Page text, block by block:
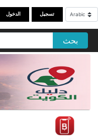
الدخول تسجيل
بحث